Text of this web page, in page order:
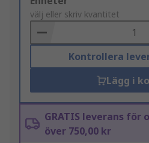
to
Basket
välj eller skriv kvantitet
Kontrollera
Lägg i
GRATIS leverans
över 750,00 kr